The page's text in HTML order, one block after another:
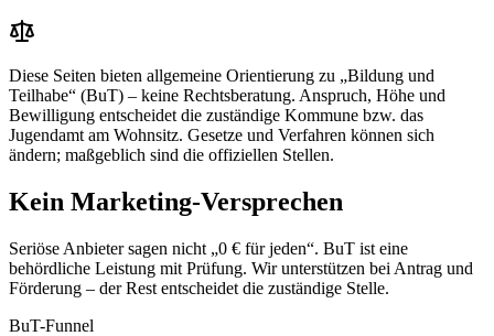
Diese Seiten bieten allgemeine Orientierung zu „Bildung und
Teilhabe“ (BuT) – keine Rechtsberatung. Anspruch, Höhe und
Bewilligung entscheidet die zuständige Kommune bzw. das
Jugendamt am Wohnsitz. Gesetze und Verfahren können sich
ändern; maßgeblich sind die offiziellen Stellen.
Kein Marketing-Versprechen
Seriöse Anbieter sagen nicht „0 € für jeden“. BuT ist eine
behördliche Leistung mit Prüfung. Wir unterstützen bei Antrag und
Förderung – der Rest entscheidet die zuständige Stelle.
BuT-Funnel